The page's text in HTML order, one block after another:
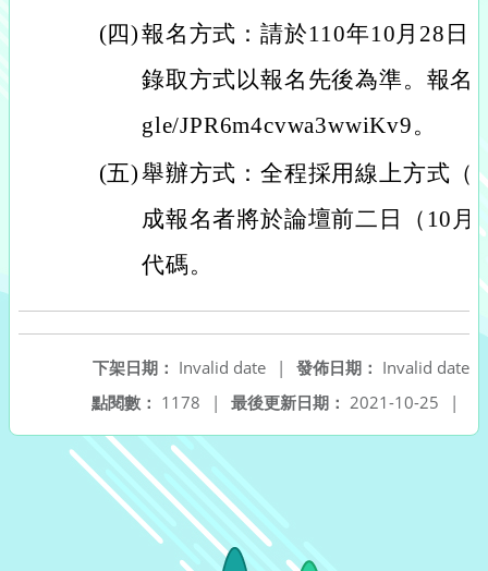
(四)報名方式：請於110年10月28日
錄取方式以報名先後為準。報名
gle/JPR6m4cvwa3wwiKv9。
(五)舉辦方式：全程採用線上方式（
成報名者將於論壇前二日（10月
代碼。
發佈日期： Invalid date
下架日期： Invalid date
|
最後更新日期： 2021-10-25 |
點閱數： 1178 |